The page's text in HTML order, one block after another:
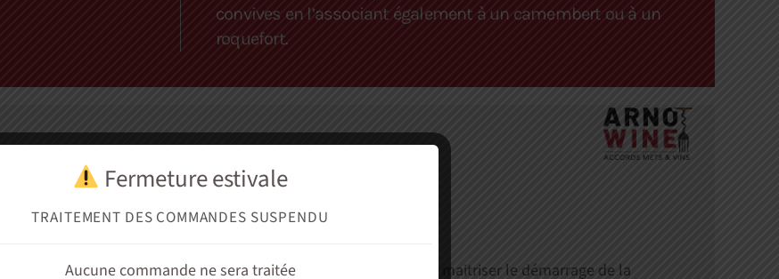
convives en l’associant également à un camembert ou à un
roquefort.
au sud est de Turin. La méthode de vinification Asti consiste à maitriser le démarrage de la
Fermeture estivale
TRAITEMENT DES COMMANDES SUSPENDU
Aucune commande ne sera traitée